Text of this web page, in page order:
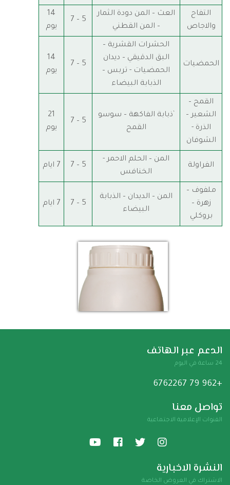
التفاح
والاجاص
العث – المن دودة الثمار
– المن القطني
5 – 7
14
يوم
الحمضيات
الحشرات القشرية –
البق الدقيقي – ديدان
الحمضيات - تربس –
الذبابة البيضاء
5 – 7
14
يوم
القمح –
الشعير –
الذرة -
الشوفان
`ذبابة الفاكهة – سوسو
القمح
5 – 7
21
يوم
الفراولة
المن – الحلم الاحمر -
الخنافس
5 – 7 7 ايام
ملفوف –
زهرة –
بروكلي
المن – الديدان – الذبابة
البيضاء
5 – 7 7 ايام
الدعم عبر الهاتف
24 ساعة في اليوم
+962 79 6762267
تواصل معنا
القنوات الإعلامية الاجتماعية
النشرة الاخبارية
الاشتراك في العروض الخاصة